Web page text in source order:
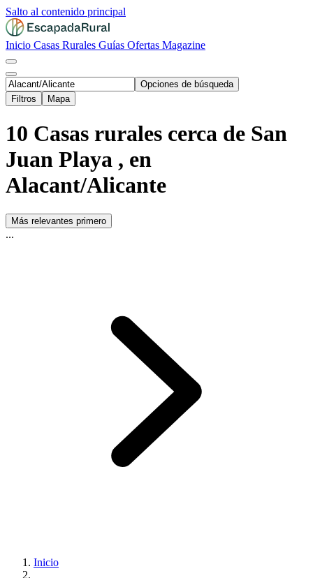
Salto al contenido principal
Inicio Casas Rurales Guías Ofertas Magazine
Opciones de búsqueda
Filtros
Mapa
10 Casas rurales cerca de San
Juan Playa , en
Alacant/Alicante
Más relevantes primero
...
Inicio